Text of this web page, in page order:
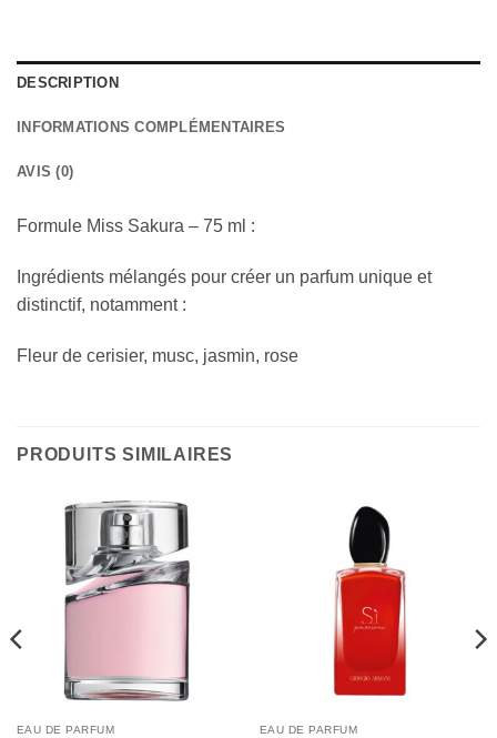
DESCRIPTION
INFORMATIONS COMPLÉMENTAIRES
AVIS (0)
Formule Miss Sakura – 75 ml :
Ingrédients mélangés pour créer un parfum unique et
distinctif, notamment :
Fleur de cerisier, musc, jasmin, rose
PRODUITS SIMILAIRES
EAU DE PARFUM EAU DE PARFUM